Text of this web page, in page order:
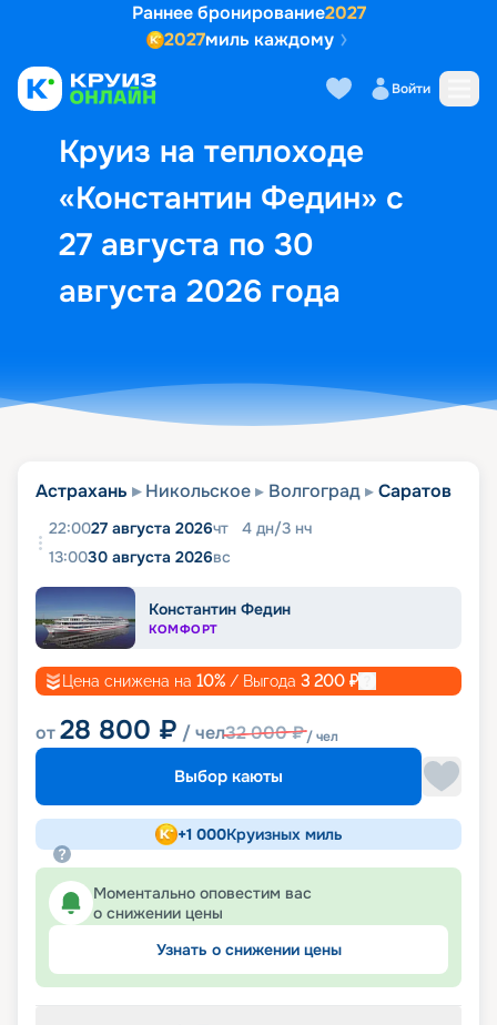
Раннее бронирование2027
2027миль каждому
Войти
Круиз на теплоходе
«Константин Федин» с
27 августа по 30
августа 2026 года
Выбор кают Маршрут и
Астрахань Никольское Волгоград Саратов
22:0027 августа 2026чт 4 дн/3 нч
13:0030 августа 2026вс
Константин Федин
КОМФОРТ
Цена снижена на 10% / Выгода 3 200 ₽
от28 800 ₽ / чел32 000₽/ чел
Выбор каюты
+1 000Круизных миль
Моментально оповестим вас
о снижении цены
Узнать о снижении цены